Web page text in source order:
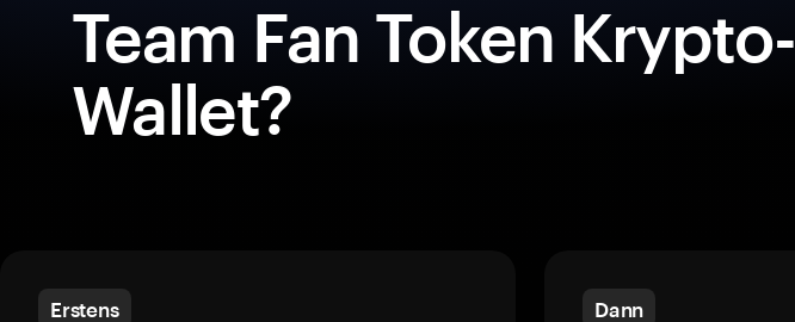
Team Fan Token Krypto-
Wallet?
Erstens Dann